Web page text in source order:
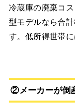
冷蔵庫の廃棄コ
型モデルなら合
す。低所得世帯に
②メーカーが倒